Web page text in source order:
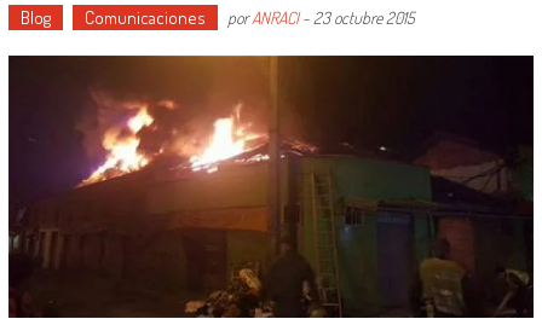
Blog Comunicaciones porANRACI- 23 octubre 2015